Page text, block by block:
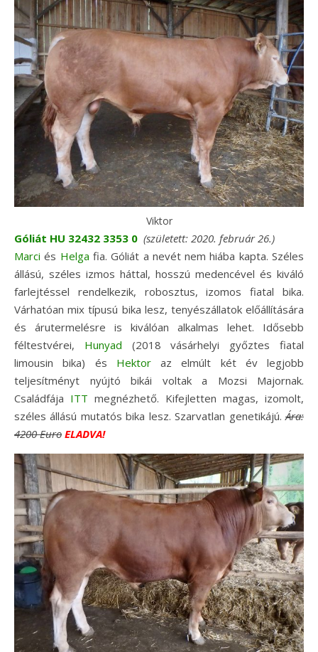
Viktor
Góliát HU 32432 3353 0 (született: 2020. február 26.)
Marciés Helga fia. Góliát a nevét nem hiába kapta. Széles
állású, széles izmos háttal, hosszú medencével és kiváló
farlejtéssel rendelkezik, robosztus, izomos fiatal bika.
Várhatóan mix típusú bika lesz, tenyészállatok előállítására
és árutermelésre is kiválóan alkalmas lehet. Idősebb
féltestvérei, Hunyad (2018 vásárhelyi győztes fiatal
limousin bika) és Hektoraz elmúlt két év legjobb
teljesítményt nyújtó bikái voltak a Mozsi Majornak.
Családfája ITT megnézhető. Kifejletten magas, izomolt,
széles állású mutatós bika lesz. Szarvatlan genetikájú. Ára:
4200 Euro ELADVA!